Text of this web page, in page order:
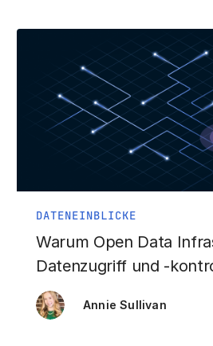
DATENEINBLICKE
Warum Open Data
Datenzugriff und -
Annie Sullivan